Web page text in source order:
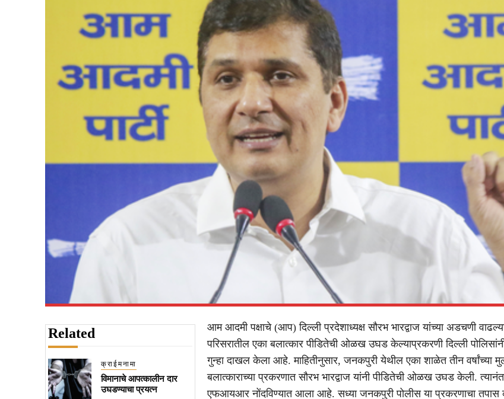
Related
क्राईमनामा
विमानाचे आपत्कालीन दार
उघडण्याचा प्रयत्न
आम आदमी पक्षाचे (आप) दिल्ली प्रदेशाध्यक्ष सौरभ भारद्वाज यांच्या अडचणी
परिसरातील एका बलात्कार पीडितेची ओळख उघड केल्याप्रकरणी दिल्ली पोलिसांनी
गुन्हा दाखल केला आहे. माहितीनुसार, जनकपुरी येथील एका शाळेत तीन वर्षांच्या
बलात्काराच्या प्रकरणात सौरभ भारद्वाज यांनी पीडितेची ओळख उघड केली. त्यानंतर
एफआयआर नोंदविण्यात आला आहे. सध्या जनकपुरी पोलीस या प्रकरणाचा